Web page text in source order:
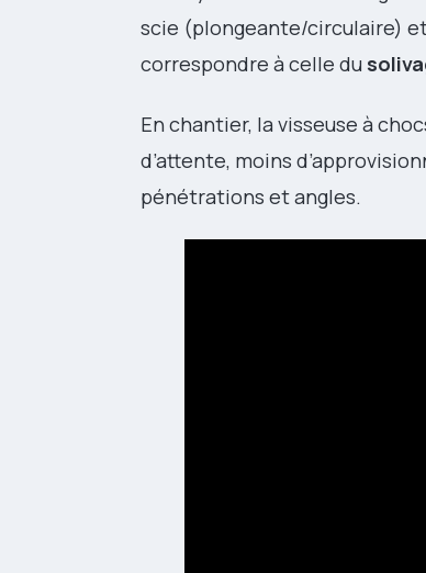
scie (plongeante/circulaire) et
correspondre à celle du
En chantier, la visseuse à
d’attente, moins
pénétrations et angles.